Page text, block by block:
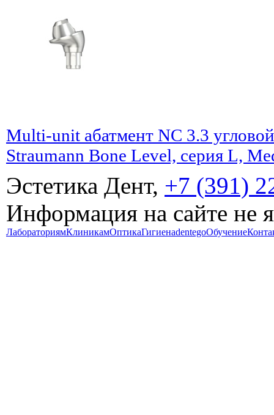
Multi-unit абатмент NC 3.3
Straumann Bone Level, серия L,
Эстетика Дент, +7 (391)
Информация на сайте не
ЛабораториямКлиникамОптикаГигиенаdentegoОбучение